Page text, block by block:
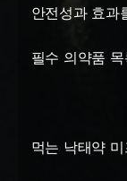
안전성과 효과
필수 의약품
먹는 낙태약